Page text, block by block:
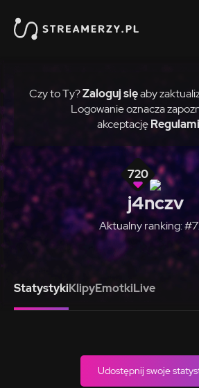
Czy to Ty?Zaloguj sięaby
Logowanie oznacza
akceptację
720
j4nczv
Aktualny ranking:
StatystykiKlipyEmotkiLive
Udostępnij swoje